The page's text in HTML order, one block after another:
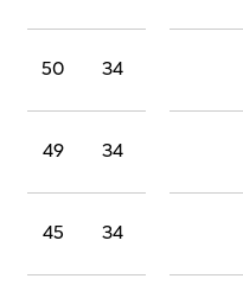
34
50
34
49
34
45